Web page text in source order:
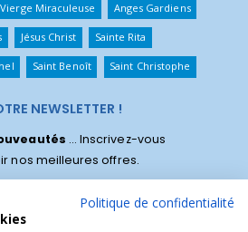
Vierge Miraculeuse Anges Gardiens
Jésus Christ Sainte Rita
Saint Benoît Saint Christophe
NEWSLETTER !
... Inscrivez-vous
nos meilleures offres.
Politique de confidentialité